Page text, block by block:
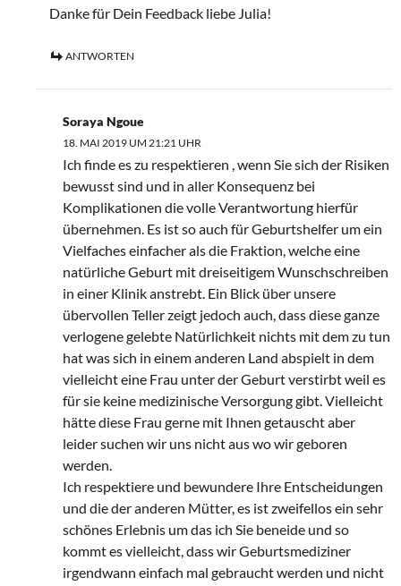
Danke für Dein Feedback liebe Julia!
ANTWORTEN
Soraya Ngoue
18. MAI 2019 UM 21:21 UHR
Ich finde es zu respektieren , wenn Sie sich der Risiken
bewusst sind und in aller Konsequenz bei
Komplikationen die volle Verantwortung hierfür
übernehmen. Es ist so auch für Geburtshelfer um ein
Vielfaches einfacher als die Fraktion, welche eine
natürliche Geburt mit dreiseitigem Wunschschreiben
in einer Klinik anstrebt. Ein Blick über unsere
übervollen Teller zeigt jedoch auch, dass diese ganze
verlogene gelebte Natürlichkeit nichts mit dem zu tun
hat was sich in einem anderen Land abspielt in dem
vielleicht eine Frau unter der Geburt verstirbt weil es
für sie keine medizinische Versorgung gibt. Vielleicht
hätte diese Frau gerne mit Ihnen getauscht aber
leider suchen wir uns nicht aus wo wir geboren
werden.
Ich respektiere und bewundere Ihre Entscheidungen
und die der anderen Mütter, es ist zweifellos ein sehr
schönes Erlebnis um das ich Sie beneide und so
kommt es vielleicht, dass wir Geburtsmediziner
irgendwann einfach mal gebraucht werden und nicht